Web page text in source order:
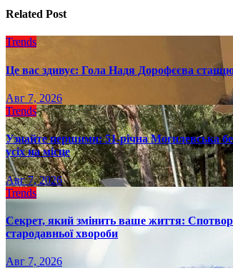
Related Post
Trends
Це вас здивує: Гола Надя Дорофєєва
Авг 7, 2026
Trends
Узнайте першими: 51-річна Могилевська
усіх на місце
Авг 7, 2026
Trends
Секрет, який змінить ваше життя:
стародавньої хвороби
Авг 7, 2026